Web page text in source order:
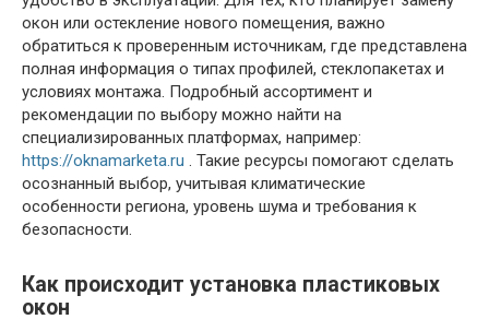
окон или остекление нового помещения, важно
обратиться к проверенным источникам, где представлена
полная информация о типах профилей, стеклопакетах и
условиях монтажа. Подробный ассортимент и
рекомендации по выбору можно найти на
специализированных платформах, например:
https://oknamarketa.ru . Такие ресурсы помогают сделать
осознанный выбор, учитывая климатические
особенности региона, уровень шума и требования к
безопасности.
Как происходит установка пластиковых
окон